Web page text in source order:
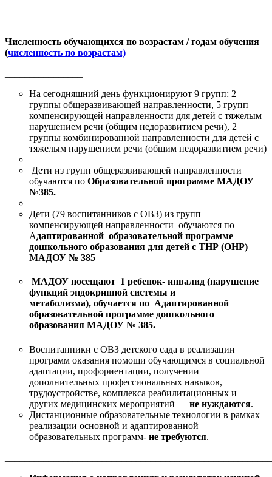
Численность обучающихся по возрастам / годам обучения
(численность по возрастам)
На сегодняшний день функционируют 9 групп: 2
группы общеразвивающей направленности, 5 групп
компенсирующей направленности для детей с тяжелым
нарушением речи (общим недоразвитием речи), 2
группы комбинированной направленности для детей с
тяжелым нарушением речи (общим недоразвитием речи)
Дети из групп общеразвивающей направленности
обучаются по Образовательной программе МАДОУ
№385.
Дети (79 воспитанников с ОВЗ) из групп
компенсирующей направленности обучаются по
Адаптированной образовательной программе
дошкольного образования для детей с ТНР (ОНР)
МАДОУ № 385
МАДОУ посещают 1 ребенок- инвалид (нарушение
функций эндокринной системы и
метаболизма), обучается по Адаптированной
образовательной программе дошкольного
образования МАДОУ № 385.
Воспитанники с ОВЗ детского сада в реализации
программ оказания помощи обучающимся в социальной
адаптации, профориентации, получении
дополнительных профессиональных навыков,
трудоустройстве, комплекса реабилитационных и
других медицинских мероприятий — не нуждаются.
Дистанционные образовательные технологии в рамках
реализации основной и адаптированной
образовательных программ- не требуются.